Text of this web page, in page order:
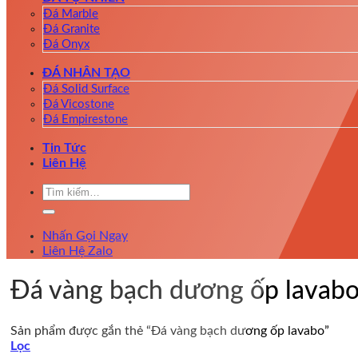
Đá Marble
Đá Granite
Đá Onyx
ĐÁ NHÂN TẠO
Đá Solid Surface
Đá Vicostone
Đá Empirestone
Tin Tức
Liên Hệ
Tìm
Nhấn Gọi Ngay
Liên Hệ Zalo
Đá vàng bạch dương ốp
Sản phẩm được gắn thẻ “Đá vàng bạch dương ốp lavabo”
Lọc